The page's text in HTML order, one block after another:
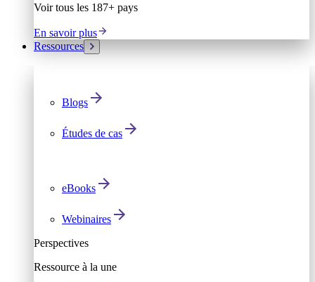
Voir tous les 187+ pays
En savoir plus
Ressources
Blogs
Études de cas
eBooks
Webinaires
Perspectives
Ressource à la une